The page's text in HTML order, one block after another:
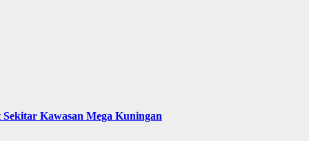
Kawasan Mega Kuningan